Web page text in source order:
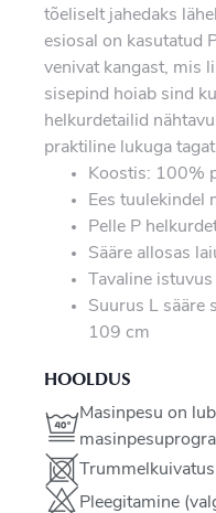
tõeliselt jahedaks
esiosal on kasutatud
venivat kangast, mis
sisepind hoiab sind
helkurdetailid
praktiline lukuga
Koostis: 100%
Ees tuulekindel
Pelle P
Sääre allosas
Tavaline istuvus
Suurus L sääre
109 cm
HOOLDUS
Masinpesu on
Pleegitamine